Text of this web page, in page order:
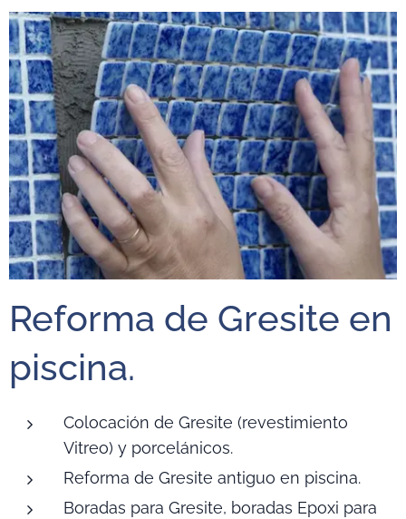
Reforma de Gresite en
piscina.
Colocación de Gresite (revestimiento
Vitreo) y porcelánicos.
Reforma de Gresite antiguo en piscina.
Boradas para Gresite, boradas Epoxi para